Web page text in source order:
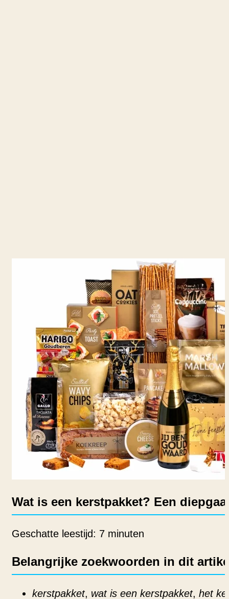
Wat is een kerstpakket? Een
Geschatte leestijd: 7 minuten
Belangrijke zoekwoorden in dit
kerstpakket, wat is een kerstpakket, het